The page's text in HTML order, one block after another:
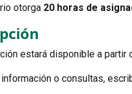
otorga 20 horas de
estará disponible a partir
o consultas,